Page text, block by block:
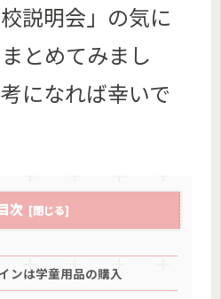
説明会」の気に
とめてみまし
になれば幸いで
次
ンは学童用品の購入